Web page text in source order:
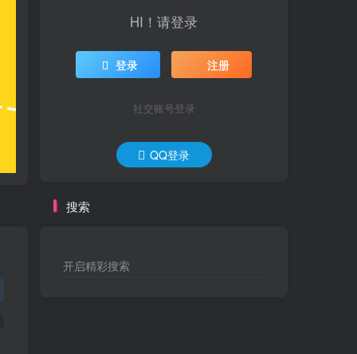
HI！请登录
登录 注册
社交账号登录
QQ登录
搜索
开启精彩搜索